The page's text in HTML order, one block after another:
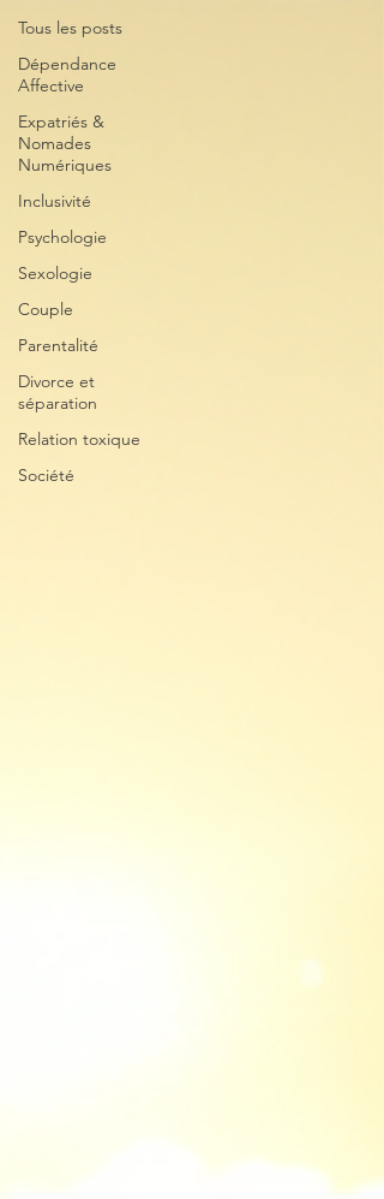
Tous les posts
Dépendance
Affective
Expatriés &
Nomades
Numériques
Inclusivité
Psychologie
Sexologie
Couple
Parentalité
Divorce et
séparation
Relation toxique
Société